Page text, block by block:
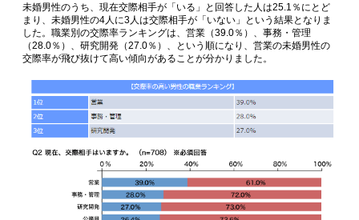
未婚男性のうち、現在交際相手が「いる」と回答した人は25.1％にとど
まり、未婚男性の4人に3人は交際相手が「いない」という結果となりま
した。職業別の交際率ランキングは、営業（39.0％）、事務・管理
（28.0％）、研究開発（27.0％）、という順になり、営業の未婚男性の
交際率が飛び抜けて高い傾向があることが分かりました。